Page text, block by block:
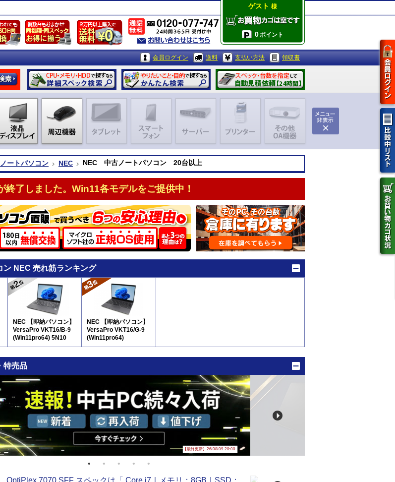
ゲスト 様
0ポイント
会員ログイン 送料 支払い方法 領収書
ートパソコン NEC NEC 中古ノートパソコン 20台以上
終了しました。Win11各モデルをご提供中！
ン NEC 売れ筋ランキング
NEC 【即納パソコン】
VersaPro VKT16/B-9
(Win11pro64) 5N10
NEC 【即納パソコン】
VersaPro VKT16/G-9
(Win11pro64)
特売品
【最終更新】26/08/09 20:00